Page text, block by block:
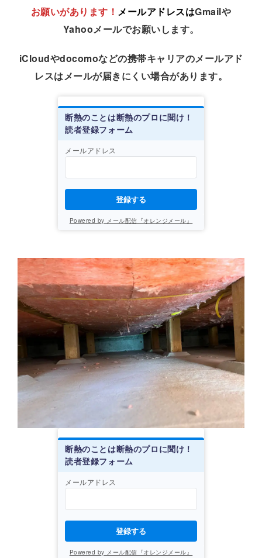
お願いがあります！ メールアドレスはGmailや
Yahooメールでお願いします。
iCloudやdocomoなどの携帯キャリアのメールアド
レスはメールが届きにくい場合があります。
断熱のことは断熱のプロに聞け！
読者登録フォーム
メールアドレス
登録する
Powered by メール配信『オレンジメール』
断熱のことは断熱のプロに聞け！
読者登録フォーム
メールアドレス
登録する
Powered by メール配信『オレンジメール』